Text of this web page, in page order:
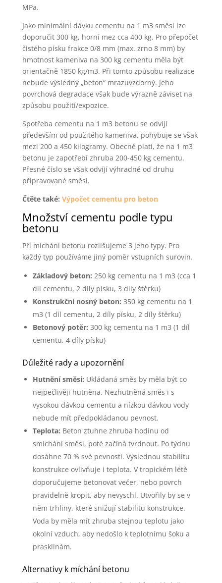
MPa.
Jako minimální dávku cementu na 1 m3 směsi lze
doporučit 300 kg, horní mez cca 400 kg. Pro přepočet
čistého písku frakce 0/8 mm (max. zrno 8 mm) by
hmotnost kameniva na 300 kg cementu měla být
orientačně 1850 kg/m3. Při tomto způsobu realizace
nebude výsledný „beton“ mrazuvzdorný. Jeho
povrchová degradace však bude výrazně záviset na
způsobu použití/expozice.
Spotřeba cementu na 1 m3 betonu se odvíjí
především od použitého kameniva, pohybuje se však
mezi 200 a 450 kilogramy. Obecně platí, že na 1 m3
betonu je zapotřebí zhruba 200-450 kg cementu.
Přesné číslo se však odvíjí výhradně od druhu
připravované směsi.
Čtěte také: Výpočet cementu pro beton
Množství cementu podle typu
betonu
Při míchání betonu rozlišujeme 3 jeho typy. Pro
každý typ používáme jiný poměr vstupních surovin.
Základový beton: 250 kg cementu na 1 m3 (cca 1
díl cementu, 2 díly písku, 3 díly štěrku)
Konstrukční nosný beton: 350 kg cementu na 1
m3 (1 díl cementu, 2 díly písku, 2 díly štěrku)
Betonový potěr: 300 kg cementu na 1 m3 (1 díl
cementu, 4 díly písku)
Důležité rady a upozornění
Hutnění směsi: Ukládaná směs by měla být co
nejpečlivěji hutněna. Nezhutněná směs i s
vysokou dávkou cementu a nízkou dávkou vody
nebude mít předpokládanou pevnost.
Teplota: Beton ztuhne zhruba hodinu od
smíchání směsi, poté začíná tvrdnout. Po týdnu
dosáhne 70 % své pevnosti. Výslednou stabilitu
konstrukce ovlivňuje i teplota. V tropickém létě
doporučujeme betonovat večer, nebo povrch
pravidelně kropit, aby nevyschl. Utvořily by se v
něm trhliny, které snižují stabilitu konstrukce.
Voda by měla mít zhruba stejnou teplotu jako
okolní vzduch, aby nedošlo k teplotnímu šoku a
prasklinám.
Alternativy k míchání betonu